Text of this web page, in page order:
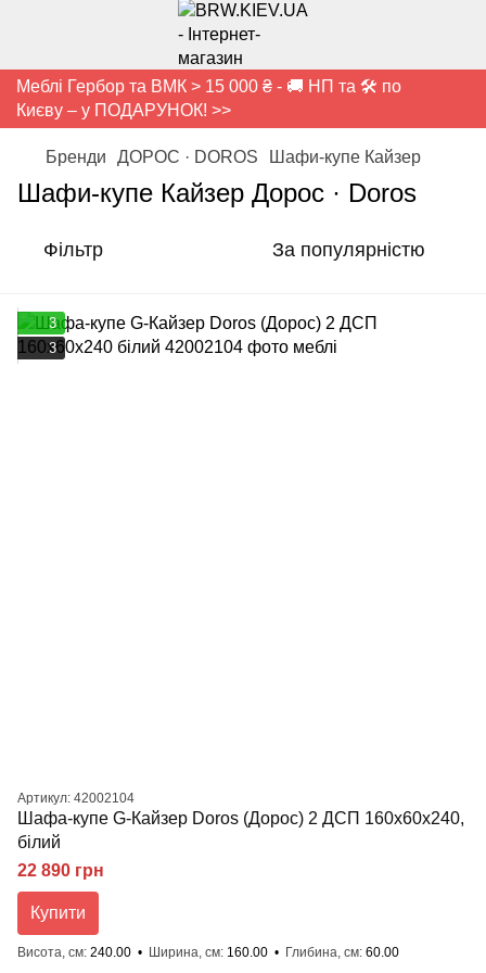
Меблі Гербор та ВМК > 15 000 ₴ - 🚚 НП та 🛠️ по
Києву – у ПОДАРУНОК! >>
Бренди ДОРОС · DOROS Шафи-купе Кайзер
Шафи-купе Кайзер Дорос · Doros
Фільтр За популярністю
3
3
Артикул: 42002104
Шафа-купе G-Кайзер Doros (Дорос) 2 ДСП 160х60х240,
білий
22 890 грн
Купити
Висота, см 240.00 Ширина, см 160.00 Глибина, см 60.00